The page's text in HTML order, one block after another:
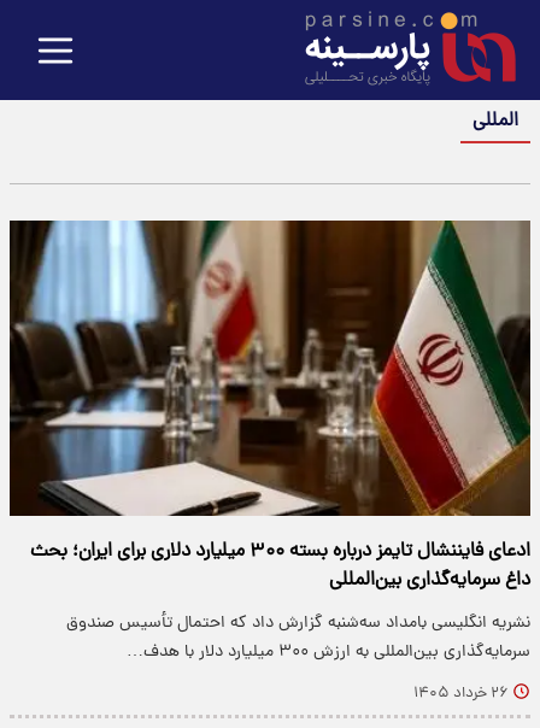
المللی
ادعای فایننشال تایمز درباره بسته ۳۰۰ میلیارد دلاری برای ایران؛ بحث
داغ سرمایه‌گذاری بین‌المللی
نشریه انگلیسی بامداد سه‌شنبه گزارش داد که احتمال تأسیس صندوق
سرمایه‌گذاری بین‌المللی به ارزش ۳۰۰ میلیارد دلار با هدف…
۲۶ خرداد ۱۴۰۵